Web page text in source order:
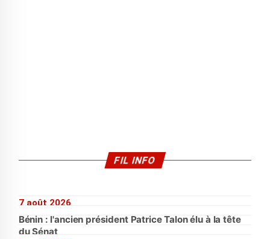
FIL INFO
7 août 2026
Bénin : l'ancien président Patrice Talon élu à la tête
du Sénat